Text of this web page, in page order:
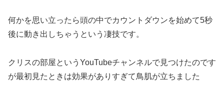
何かを思い立ったら頭の中でカウントダウンを始めて5秒
後に動き出しちゃうという凄技です。
クリスの部屋というYouTubeチャンネルで見つけたのです
が最初見たときは効果がありすぎて鳥肌が立ちました